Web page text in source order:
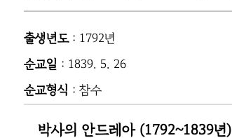
출생년도: 1792년
순교일 : 1839. 5. 26
순교형식 : 참수
박사의 안드레아 (1792~1839년)